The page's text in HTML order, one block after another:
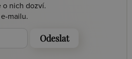
o nich dozví.
mailu.
Odeslat